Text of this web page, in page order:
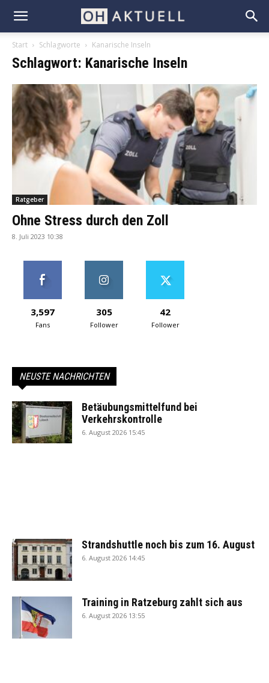
Start Schlagworte Kanarische Inseln
Schlagwort: Kanarische Inseln
Ratgeber
Ohne Stress durch den Zoll
8. Juli 2023 10:38
3,597
Fans
305
Follower
42
Follower
NEUSTE NACHRICHTEN
Betäubungsmittelfund bei
Verkehrskontrolle
6. August 2026 15:45
Strandshuttle noch bis zum 16. August
6. August 2026 14:45
Training in Ratzeburg zahlt sich aus
6. August 2026 13:55